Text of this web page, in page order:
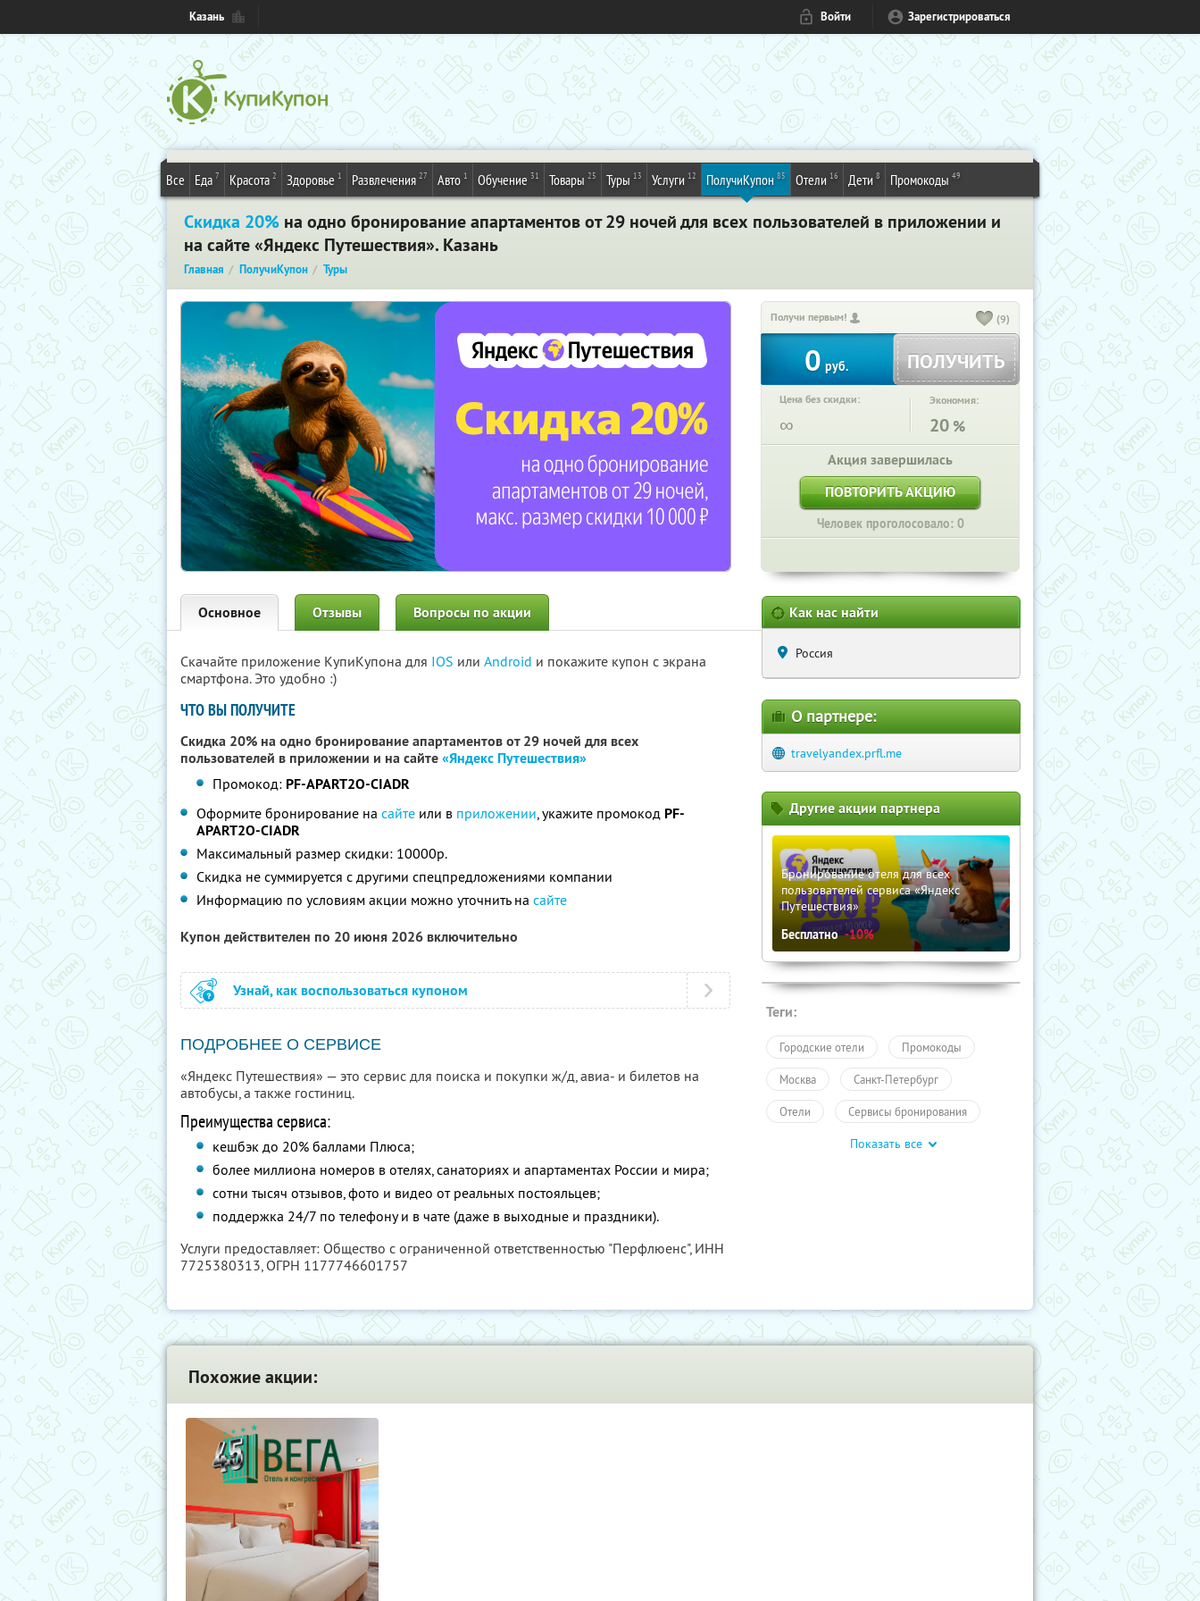
Казань Войти Зарегистрироваться
Все Еда 7 Красота 2 Здоровье 1 Развлечения 27 Авто 1 Обучение 31 Товары 25 Туры 13 Услуги 12 ПолучиКупон 85 Отели 16 Дети 8 Промокоды 49
Скидка 20% на одно бронирование апартаментов от 29 ночей для всех пользователей в приложении и
на сайте «Яндекс Путешествия». Казань
Главная ПолучиКупон Туры
Получи первым! (9)
0 руб. ПОЛУЧИТЬ
Цена без скидки:
∞
Экономия:
20 %
Акция завершилась
ПОВТОРИТЬ АКЦИЮ
Человек проголосовало: 0
Основное Отзывы Вопросы по акции
Скачайте приложение КупиКупона для IOS или Android и покажите купон с экрана
смартфона. Это удобно :)
ЧТО ВЫ ПОЛУЧИТЕ
Скидка 20% на одно бронирование апартаментов от 29 ночей для всех
пользователей в приложении и на сайте«Яндекс Путешествия»
Промокод: PF-APART2O-CIADR
Оформите бронирование на сайте или в приложении, укажите промокод PF-
APART2O-CIADR
Максимальный размер скидки: 10000р.
Скидка не суммируется с другими спецпредложениями компании
Информацию по условиям акции можно уточнить на сайте
Купон действителен по 20 июня 2026 включительно
Узнай, как воспользоваться купоном
ПОДРОБНЕЕ О СЕРВИСЕ
«Яндекс Путешествия» — это сервис для поиска и покупки ж/д, авиа- и билетов на
автобусы, а также гостиниц.
Преимущества сервиса:
кешбэк до 20% баллами Плюса;
более миллиона номеров в отелях, санаториях и апартаментах России и мира;
сотни тысяч отзывов, фото и видео от реальных постояльцев;
поддержка 24/7 по телефону и в чате (даже в выходные и праздники).
Услуги предоставляет: Общество с ограниченной ответственностью "Перфлюенс", ИНН
7725380313, ОГРН 1177746601757
Как нас найти
Россия
О партнере:
travelyandex.prfl.me
Другие акции партнера
Бронирование отеля для всех
пользователей сервиса «Яндекс
Путешествия»
Бесплатно -10%
Теги:
Городские отели Промокоды
Москва Санкт-Петербург
Отели Сервисы бронирования
Туры
Показать все
Похожие акции: